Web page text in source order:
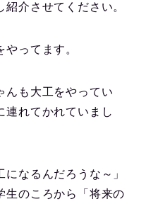
介させてください。
ってます。
んも大工をやってい
連れてかれていまし
なるんだろうな～」
生のころから「将来の